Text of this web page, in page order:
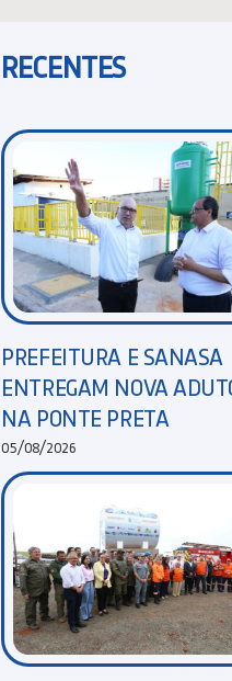
RECENTES
PREFEITURA E SANASA
ENTREGAM NOVA
NA PONTE PRETA
05/08/2026